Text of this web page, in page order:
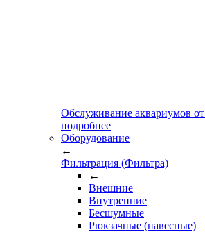
Обслуживание аквариумов от
подробнее
Оборудование
←
Фильтрация (Фильтра)
←
Внешние
Внутренние
Бесшумные
Рюкзачные (навесные)